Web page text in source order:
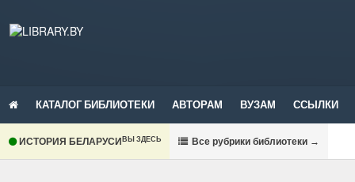
КАТАЛОГ БИБЛИОТЕКИ АВТОРАМ ВУЗАМ ССЫЛКИ
ИСТОРИЯ БЕЛАРУСИВЫ ЗДЕСЬ Все рубрики библиотеки →